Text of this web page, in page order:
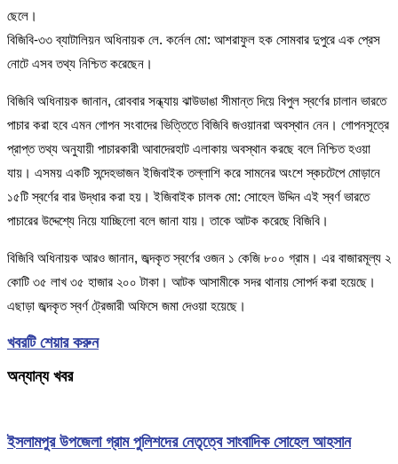
ছেলে।
বিজিবি-৩৩ ব্যাটালিয়ন অধিনায়ক লে. কর্নেল মো: আশরাফুল হক সোমবার দুপুরে এক প্রেস
নোটে এসব তথ্য নিশ্চিত করেছেন।
বিজিবি অধিনায়ক জানান, রোববার সন্ধ্যায় ঝাউডাঙা সীমান্ত দিয়ে বিপুল স্বর্ণের চালান ভারতে
পাচার করা হবে এমন গোপন সংবাদের ভিত্তিতে বিজিবি জওয়ানরা অবস্থান নেন। গোপনসূত্রে
প্রাপ্ত তথ্য অনুযায়ী পাচারকারী আবাদেরহাট এলাকায় অবস্থান করছে বলে নিশ্চিত হওয়া
যায়। এসময় একটি সন্দেহভাজন ইজিবাইক তল্লাশি করে সামনের অংশে স্কচটেপে মোড়ানে
১৫টি স্বর্ণের বার উদ্ধার করা হয়। ইজিবাইক চালক মো: সোহেল উদ্দিন এই স্বর্ণ ভারতে
পাচারের উদ্দেশ্যে নিয়ে যাচ্ছিলো বলে জানা যায়। তাকে আটক করেছে বিজিবি।
বিজিবি অধিনায়ক আরও জানান, জব্দকৃত স্বর্ণের ওজন ১ কেজি ৮০০ গ্রাম। এর বাজারমূল্য ২
কোটি ৩৫ লাখ ৩৫ হাজার ২০০ টাকা। আটক আসামীকে সদর থানায় সোপর্দ করা হয়েছে।
এছাড়া জব্দকৃত স্বর্ণ ট্রেজারী অফিসে জমা দেওয়া হয়েছে।
খবরটি শেয়ার করুন
অন্যান্য খবর
ইসলামপুর উপজেলা গ্রাম পুলিশদের নেতৃত্বে সাংবাদিক সোহেল আহসান